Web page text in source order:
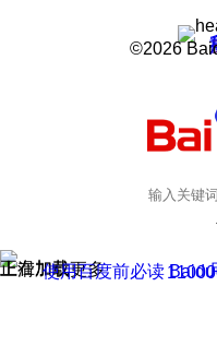
©2026
正在加载
上滑加载更多
使用百度前必读京公网安